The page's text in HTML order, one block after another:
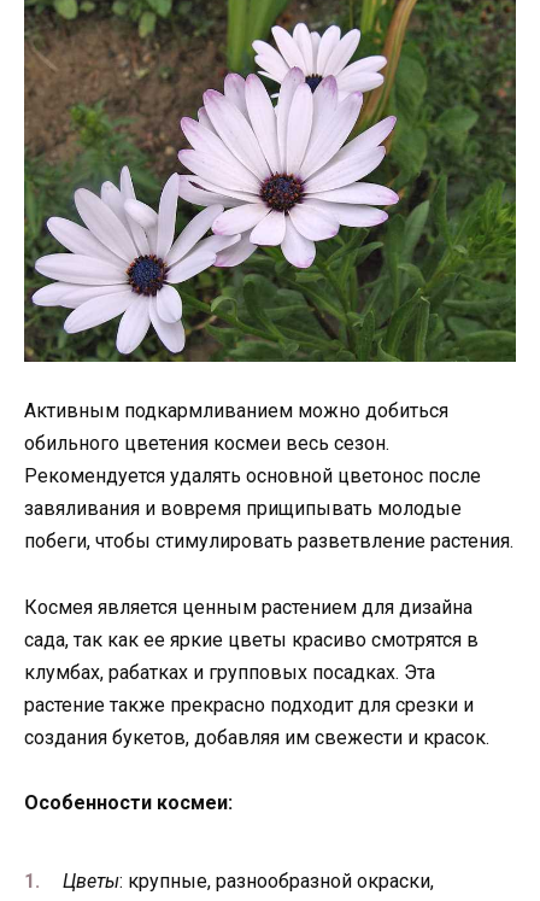
Активным подкармливанием можно добиться
обильного цветения космеи весь сезон.
Рекомендуется удалять основной цветонос после
завяливания и вовремя прищипывать молодые
побеги, чтобы стимулировать разветвление растения.
Космея является ценным растением для дизайна
сада, так как ее яркие цветы красиво смотрятся в
клумбах, рабатках и групповых посадках. Эта
растение также прекрасно подходит для срезки и
создания букетов, добавляя им свежести и красок.
Особенности космеи:
Цветы: крупные, разнообразной окраски,